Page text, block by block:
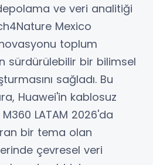
ve veri analitiği
Mexico
toplum
sürdürülebilir bir bilimsel
sağladı. Bu
Huawei'in kablosuz
LATAM 2026'da
bir tema olan
çevresel veri